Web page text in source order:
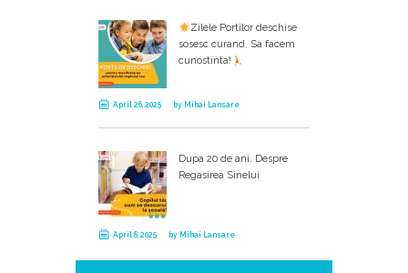
Zilele Portilor deschise
sosesc curand. Sa facem
cunostinta!
April 26, 2025 by Mihai Lansare
Dupa 20 de ani. Despre
Regasirea Sinelui
April 8, 2025 by Mihai Lansare